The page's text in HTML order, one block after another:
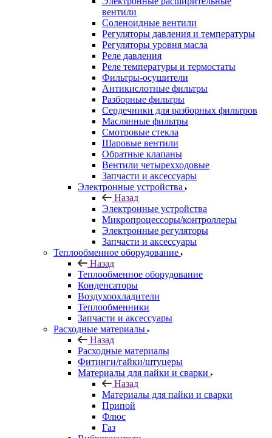
вентили
Соленоидные вентили
Регуляторы давления и температуры
Регуляторы уровня масла
Реле давления
Реле температуры и термостаты
Фильтры-осушители
Антикислотные фильтры
Разборные фильтры
Сердечники для разборных фильтров
Маслянные фильтры
Смотровые стекла
Шаровые вентили
Обратные клапаны
Вентили четырехходовые
Запчасти и аксессуары
Электронные устройства
Назад
Электронные устройства
Микропроцессоры/контроллеры
Электронные регуляторы
Запчасти и аксессуары
Теплообменное оборудование
Назад
Теплообменное оборудование
Конденсаторы
Воздухоохладители
Теплообменники
Запчасти и аксессуары
Расходные материалы
Назад
Расходные материалы
Фитинги/гайки/штуцеры
Материалы для пайки и сварки
Назад
Материалы для пайки и сварки
Припой
Флюс
Газ